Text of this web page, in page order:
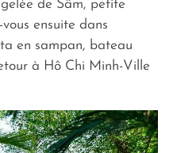
de Sâm, petite
ensuite dans
en sampan, bateau
à Hô Chi Minh-Ville